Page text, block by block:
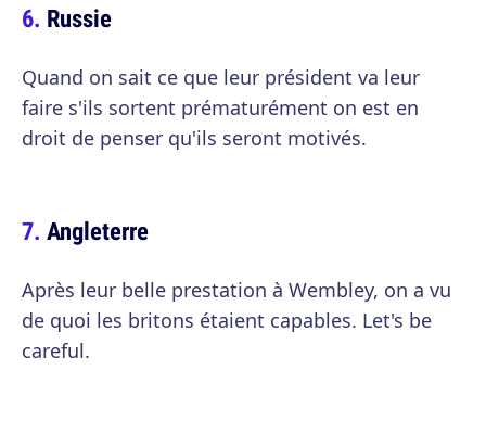
Russie
Quand on sait ce que leur président va leur
faire s'ils sortent prématurément on est en
droit de penser qu'ils seront motivés.
Angleterre
Après leur belle prestation à Wembley, on a vu
de quoi les britons étaient capables. Let's be
careful.